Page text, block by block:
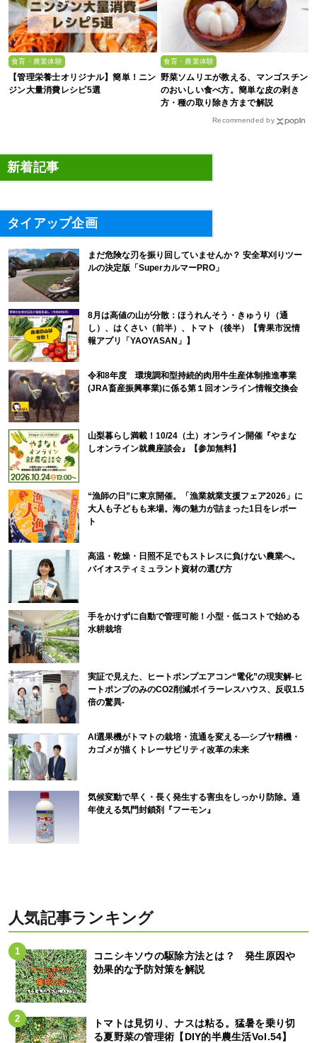
食育・農業体験
【管理栄養士オリジナル】簡単！ニン
ジン大量消費レシピ5選
食育・農業体験
野菜ソムリエが教える、マンゴスチン
のおいしい食べ方。簡単な皮の剥き
方・種の取り除き方まで解説
Recommended by
新着記事
タイアップ企画
まだ危険な刃を振り回していませんか？ 安全草刈りツー
ルの決定版「SuperカルマーPRO」
8月は高値の山が分散：ほうれんそう・きゅうり（通
し）、はくさい（前半）、トマト（後半）【青果市況情
報アプリ「YAOYASAN」】
令和8年度 環境調和型持続的肉用牛生産体制推進事業
(JRA畜産振興事業)に係る第１回オンライン情報交換会
山梨暮らし満載！10/24（土）オンライン開催『やまな
しオンライン就農座談会』【参加無料】
“漁師の日”に東京開催。「漁業就業支援フェア2026」に
大人も子どもも来場。海の魅力が詰まった1日をレポー
ト
高温・乾燥・日照不足でもストレスに負けない農業へ。
バイオスティミュラント資材の選び方
手をかけずに自動で管理可能！小型・低コストで始める
水耕栽培
実証で見えた、ヒートポンプエアコン“電化”の現実解-ヒ
ートポンプのみのCO2削減ボイラーレスハウス、反収1.5
倍の驚異-
AI選果機がトマトの栽培・流通を変える―シブヤ精機・
カゴメが描くトレーサビリティ改革の未来
気候変動で早く・長く発生する害虫をしっかり防除。通
年使える気門封鎖剤『フーモン』
人気記事ランキング
コニシキソウの駆除方法とは？ 発生原因や
効果的な予防対策を解説
トマトは見切り、ナスは粘る。猛暑を乗り切
る夏野菜の管理術【DIY的半農生活Vol.54】